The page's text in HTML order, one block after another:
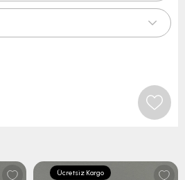
Ücretsiz Kargo